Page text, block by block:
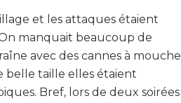
et les attaques étaient
manquait beaucoup de
avec des cannes à mouche
belle taille elles étaient
Bref, lors de deux soirées